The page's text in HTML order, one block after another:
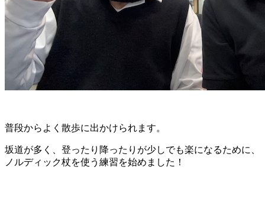
普段からよく散歩に出かけられます。
坂道が多く、登ったり降ったりが少しでも楽になるために、
ノルディック杖を使う練習を始めました！